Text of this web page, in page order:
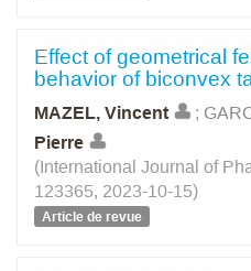
Effect of geometrical
behavior of biconvex
MAZEL, Vincent ;
Pierre
(International Journal of
123365, 2023-10-15)
Article de revue